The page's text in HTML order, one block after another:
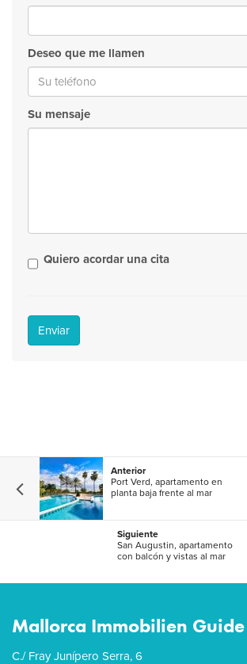
Deseo que me llamen
Su mensaje
Quiero acordar una cita
Enviar
Anterior
Port Verd, apartamento en
planta baja frente al mar
Siguiente
San Augustin, apartamento
con balcón y vistas al mar
Mallorca Immobilien Guide
C./ Fray Junípero Serra, 6